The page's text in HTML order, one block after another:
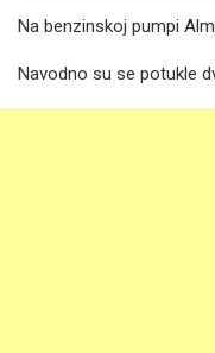
Na benzinskoj pumpi
Navodno su se potukle